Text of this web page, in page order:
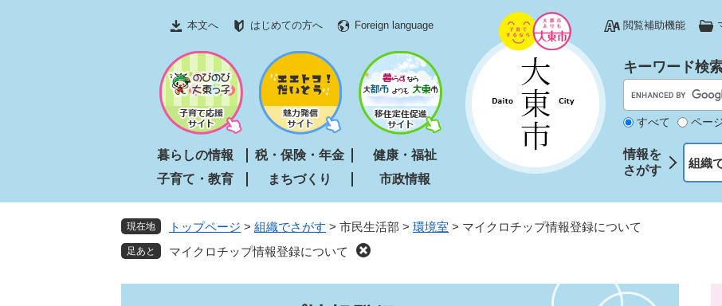
文
本文へ はじめての方へ Foreign language 閲覧補助機能
暮らしの情報 税・保険・年金
健康・福祉
子育て・教育
まちづくり 市政情報
キーワード検
すべて ペー
情報を
さがす
組織
現在地 トップページ > 組織でさがす > 市民生活部 > 環境室 > マイクロチップ情報登録について
マイクロチップ情報登録について